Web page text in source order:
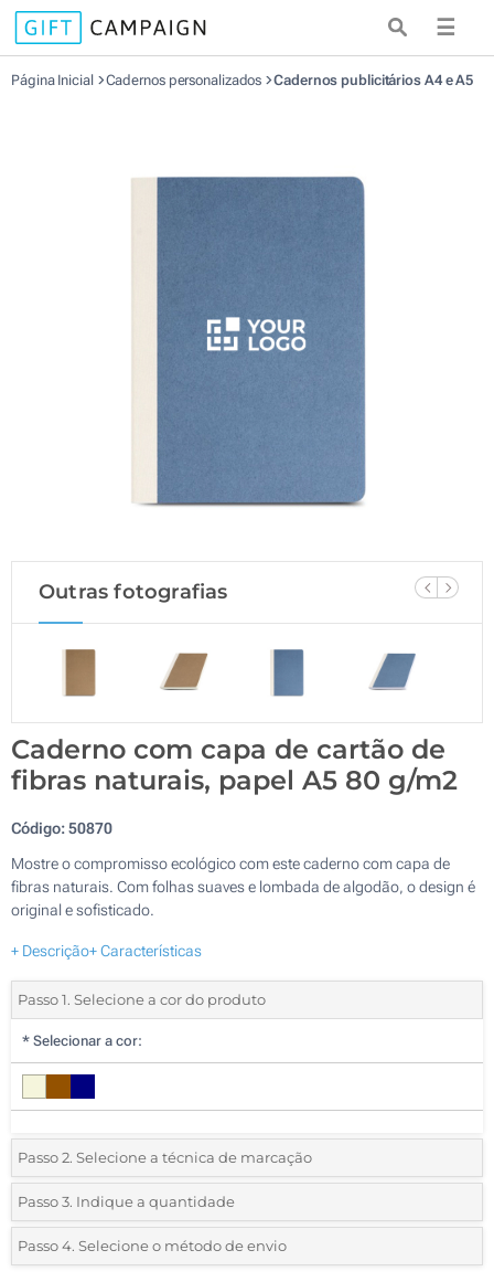
☰
Página Inicial Cadernos personalizados Cadernos publicitários A4 e A5
Outras fotografias
Caderno com capa de cartão de
fibras naturais, papel A5 80 g/m2
Código:50870
Mostre o compromisso ecológico com este caderno com capa de
fibras naturais. Com folhas suaves e lombada de algodão, o design é
original e sofisticado.
+ Descrição+ Características
Passo 1. Selecione a cor do produto
* Selecionar a cor:
Passo 2. Selecione a técnica de marcação
*Selecione o tipo de marcação e as cores do logotipo:
1 Cor (Num lado)
Passo 3. Indique a quantidade
*Quantidade mínima:25
Passo 4. Selecione o método de envio